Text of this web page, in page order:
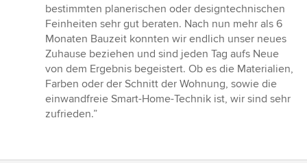
bestimmten planerischen oder designtechnischen
Feinheiten sehr gut beraten. Nach nun mehr als 6
Monaten Bauzeit konnten wir endlich unser neues
Zuhause beziehen und sind jeden Tag aufs Neue
von dem Ergebnis begeistert. Ob es die Materialien,
Farben oder der Schnitt der Wohnung, sowie die
einwandfreie Smart-Home-Technik ist, wir sind sehr
zufrieden.”